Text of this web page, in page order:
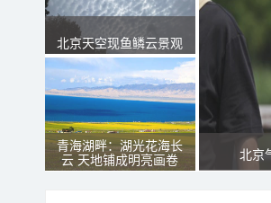
北京天空现鱼鳞云景观
青海湖畔：湖光花海长
云 天地铺成明亮画卷
北京